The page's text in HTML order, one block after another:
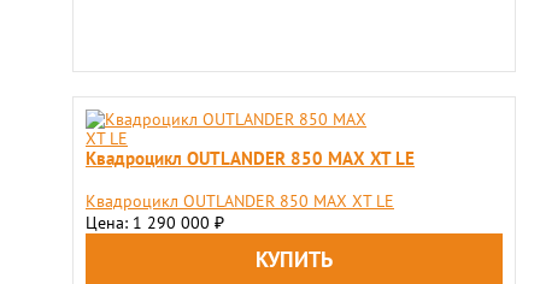
Квадроцикл OUTLANDER 850 MAX XT LE
Квадроцикл OUTLANDER 850 MAX XT LE
Цена: 1 290 000 ₽